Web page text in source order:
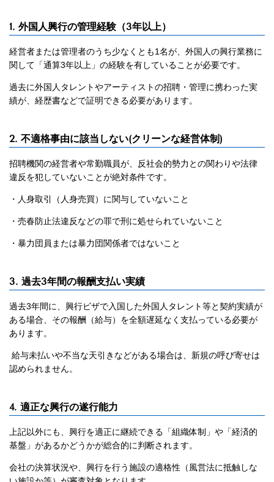
1. 外国人興行の管理経験（3年以上）
経営者または管理者のうち少なくとも1名が、外国人の興行業務に
関して「通算3年以上」の経験を有していることが必要です。
過去に外国人タレントやアーティストの招聘・管理に携わった実
績が、経歴書などで証明できる必要があります。
2. 不適格事由に該当しない(クリーンな経営体制)
招聘機関の経営者や常勤職員が、反社会的勢力との関わりや法律
違反を犯していないことが絶対条件です。
・人身取引（人身売買）に関与していないこと
・売春防止法違反などの罪で刑に処せられていないこと
・暴力団員または暴力団関係者ではないこと
3. 過去3年間の報酬支払い実績
過去3年間に、興行ビザで入国した外国人タレント等と契約実績が
ある場合、その報酬（給与）を全額遅延なく支払っている必要が
あります。
給与未払いや不当な天引きなどがある場合は、新規の呼び寄せは
認められません。
4. 適正な興行の遂行能力
上記以外にも、興行を適正に継続できる「組織体制」や「経済的
基盤」があるかどうかが総合的に判断されます。
会社の決算状況や、興行を行う施設の適格性（風営法に抵触しな